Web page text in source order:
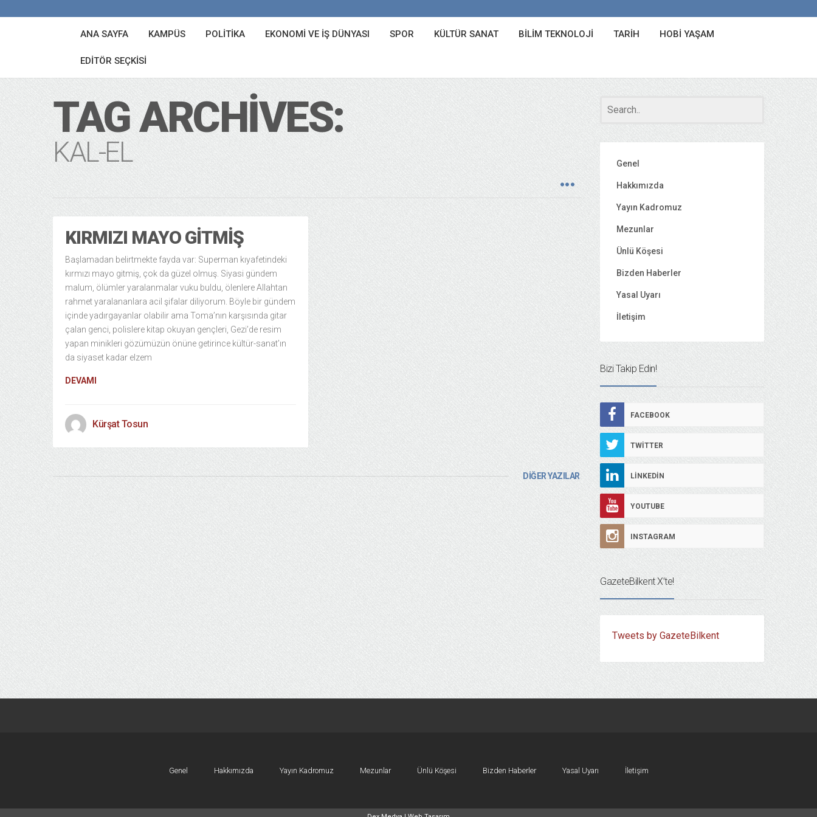
ANA SAYFA KAMPÜS POLITIKA EKONOMI VE İŞ DÜNYASI SPOR KÜLTÜR SANAT BILIM TEKNOLOJI TARIH HOBI YAŞAM
EDITÖR SEÇKISI
TAG ARCHIVES:
KAL-EL
KIRMIZI MAYO GITMIŞ
Başlamadan belirtmekte fayda var: Superman kıyafetindeki
kırmızı mayo gitmiş, çok da güzel olmuş. Siyasi gündem
malum, ölümler yaralanmalar vuku buldu, ölenlere Allahtan
rahmet yaralananlara acil şifalar diliyorum. Böyle bir gündem
içinde yadırgayanlar olabilir ama Toma’nın karşısında gitar
çalan genci, polislere kitap okuyan gençleri, Gezi’de resim
yapan minikleri gözümüzün önüne getirince kültür-sanat’ın
da siyaset kadar elzem
DEVAMI
Kürşat Tosun
DİĞER YAZILAR
Genel
Hakkımızda
Yayın Kadromuz
Mezunlar
Ünlü Köşesi
Bizden Haberler
Yasal Uyarı
İletişim
Bizi Takip Edin!
FACEBOOK
TWITTER
LINKEDIN
YOUTUBE
INSTAGRAM
GazeteBilkent X’te!
Tweets by GazeteBilkent
Genel Hakkımızda Yayın Kadromuz Mezunlar Ünlü Köşesi Bizden Haberler Yasal Uyarı İletişim